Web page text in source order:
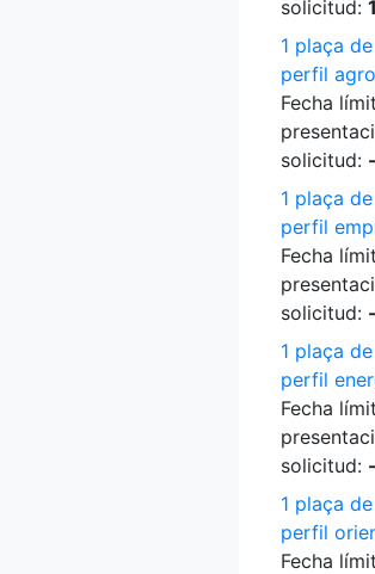
solicitud:
1 plaça
perfil
Fecha
solicitud:
1 plaça
perfil
Fecha
solicitud:
1 plaça
perfil
Fecha
solicitud:
1 plaça
perfil
Fecha